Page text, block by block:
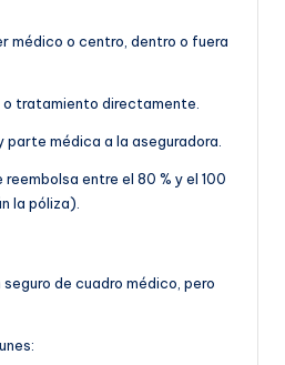
médico o centro, dentro o fuera
tratamiento directamente.
parte médica a la aseguradora.
entre el 80 % y el 100
la póliza).
seguro de cuadro médico, pero